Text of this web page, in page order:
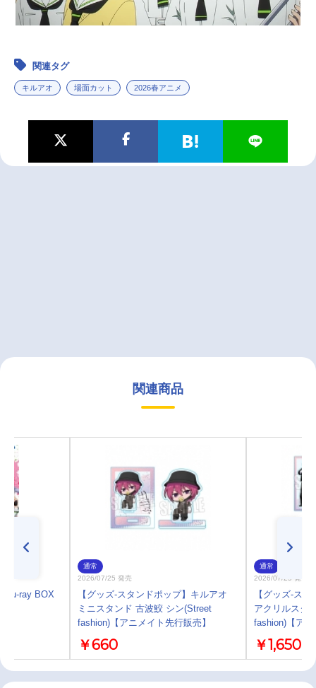
関連タグ
キルアオ 場面カット 2026春アニメ
関連商品
ray BOX
通常
2026/07/25 発売
【グッズ-スタンドポップ】キルアオ
ミニスタンド 古波鮫 シン(Street
fashion)【アニメイト先行販売】
￥660
通常
2026/07/25 発売
【グッズ-ス
アクリルスタ
fashion)【ア
￥1,650